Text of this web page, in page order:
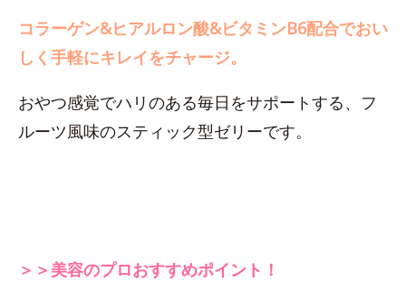
コラーゲン&ヒアルロン酸&ビタミンB6配合でおい
しく手軽にキレイをチャージ。
おやつ感覚でハリのある毎日をサポートする、フ
ルーツ風味のスティック型ゼリーです。
＞＞美容のプロおすすめポイント！